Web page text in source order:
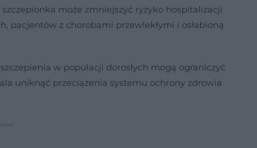
może zmniejszyć ryzyko hospitalizacji
pacjentów z chorobami przewlekłymi i osłabioną
w populacji dorosłych mogą ograniczyć
uniknąć przeciążenia systemu ochrony zdrowia